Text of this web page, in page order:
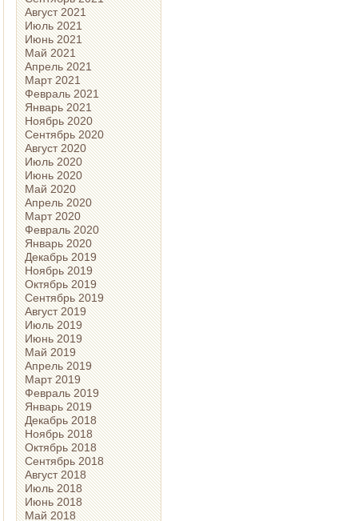
Август 2021
Июль 2021
Июнь 2021
Май 2021
Апрель 2021
Март 2021
Февраль 2021
Январь 2021
Ноябрь 2020
Сентябрь 2020
Август 2020
Июль 2020
Июнь 2020
Май 2020
Апрель 2020
Март 2020
Февраль 2020
Январь 2020
Декабрь 2019
Ноябрь 2019
Октябрь 2019
Сентябрь 2019
Август 2019
Июль 2019
Июнь 2019
Май 2019
Апрель 2019
Март 2019
Февраль 2019
Январь 2019
Декабрь 2018
Ноябрь 2018
Октябрь 2018
Сентябрь 2018
Август 2018
Июль 2018
Июнь 2018
Май 2018